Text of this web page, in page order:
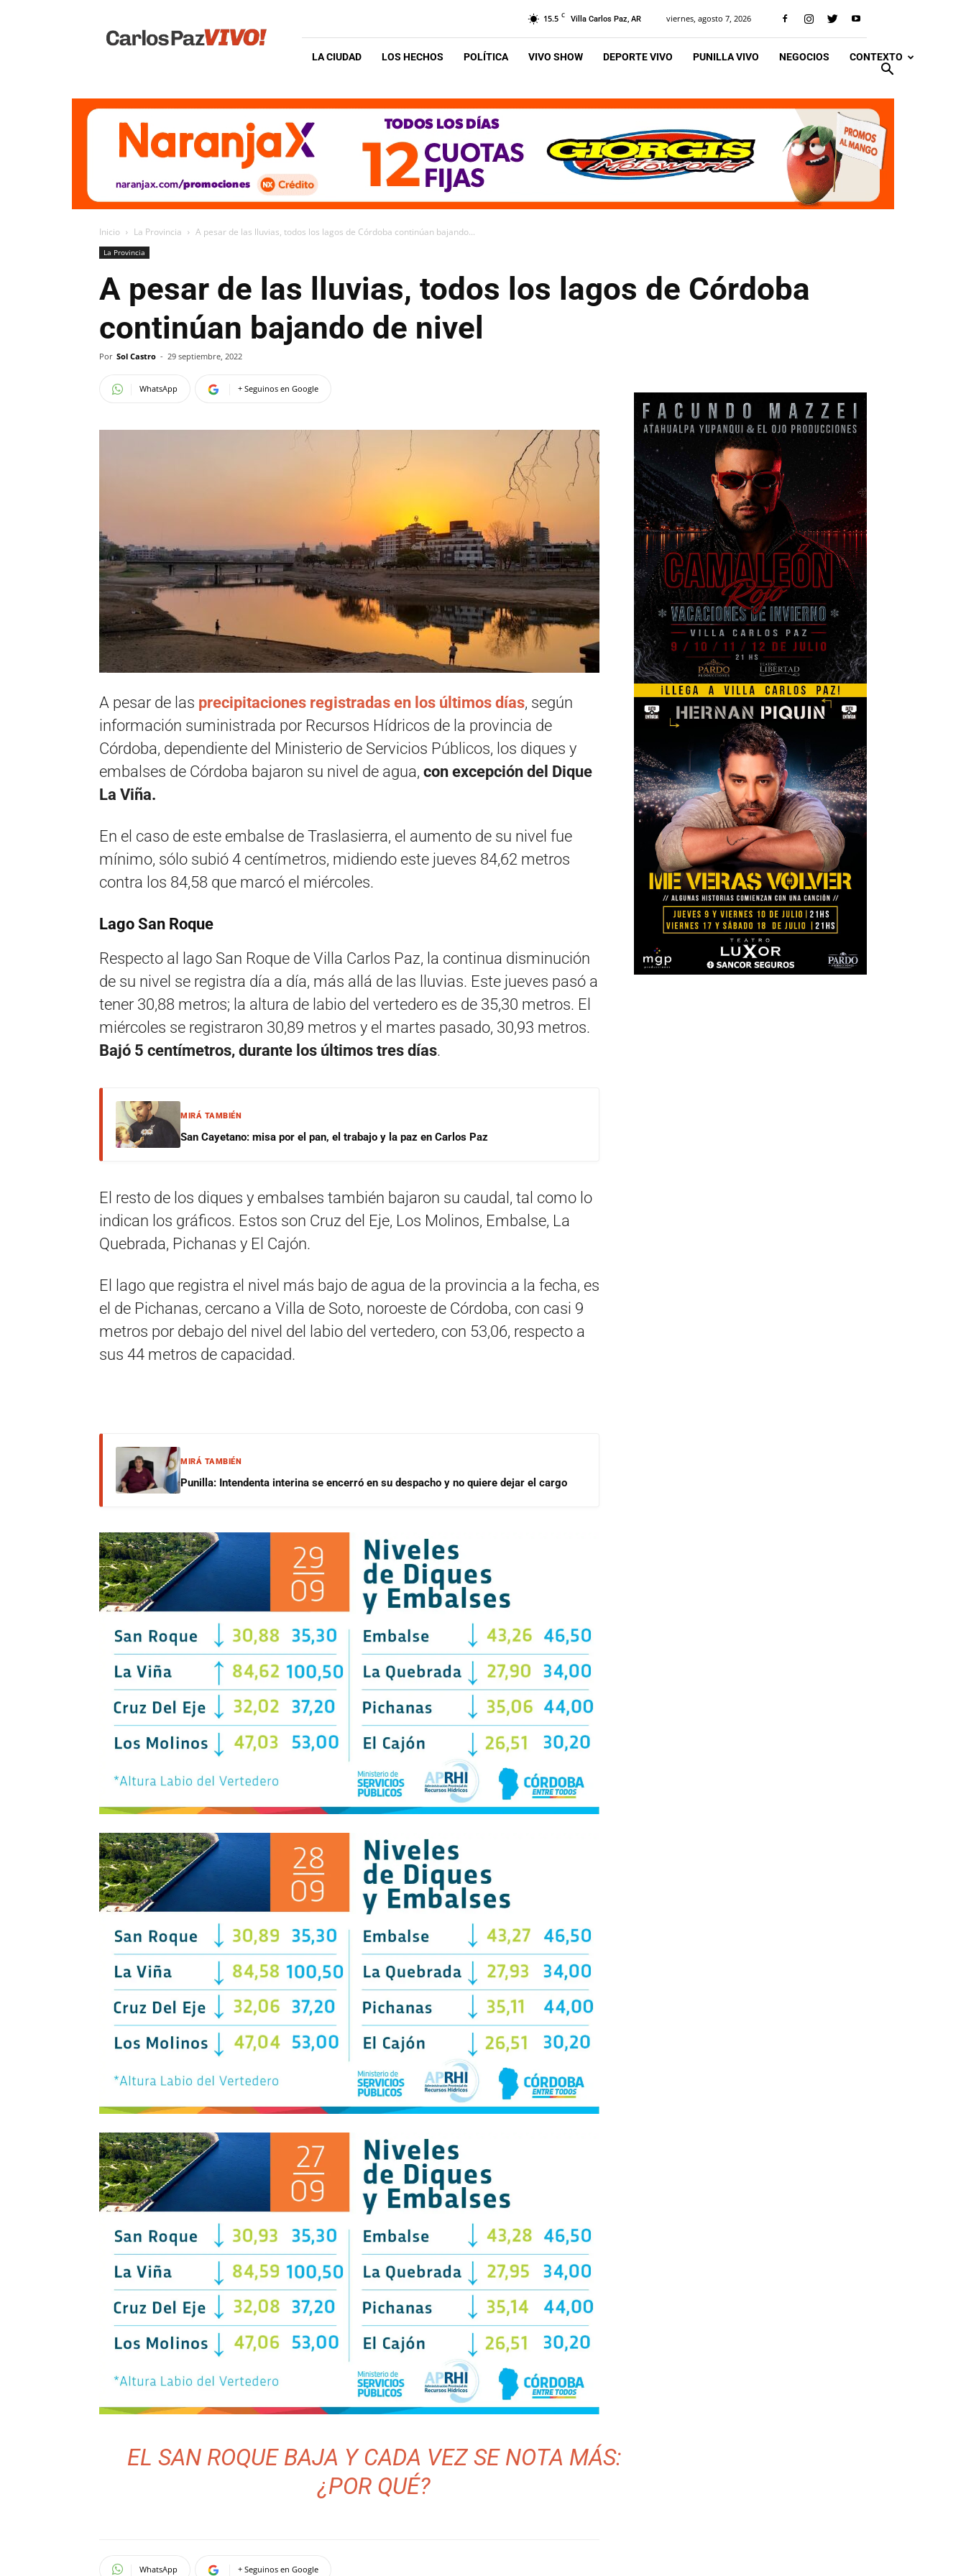
Vivo
15.5 C Villa Carlos Paz, AR viernes, agosto 7, 2026
LA CIUDAD LOS HECHOS POLÍTICA VIVO SHOW DEPORTE VIVO PUNILLA VIVO NEGOCIOS CONTEXTO
Inicio La Provincia A pesar de las lluvias, todos los lagos de Córdoba continúan bajando...
La Provincia
A pesar de las lluvias, todos los lagos de Córdoba
continúan bajando de nivel
Por Sol Castro - 29 septiembre, 2022
WhatsApp + Seguinos en Google
A pesar de las precipitaciones registradas en los últimos días, según
información suministrada por Recursos Hídricos de la provincia de
Córdoba, dependiente del Ministerio de Servicios Públicos, los diques y
embalses de Córdoba bajaron su nivel de agua, con excepción del Dique
La Viña.
En el caso de este embalse de Traslasierra, el aumento de su nivel fue
mínimo, sólo subió 4 centímetros, midiendo este jueves 84,62 metros
contra los 84,58 que marcó el miércoles.
Lago San Roque
Respecto al lago San Roque de Villa Carlos Paz, la continua disminución
de su nivel se registra día a día, más allá de las lluvias. Este jueves pasó a
tener 30,88 metros; la altura de labio del vertedero es de 35,30 metros. El
miércoles se registraron 30,89 metros y el martes pasado, 30,93 metros.
Bajó 5 centímetros, durante los últimos tres días.
MIRÁ TAMBIÉN
San Cayetano: misa por el pan, el trabajo y la paz en Carlos Paz
El resto de los diques y embalses también bajaron su caudal, tal como lo
indican los gráficos. Estos son Cruz del Eje, Los Molinos, Embalse, La
Quebrada, Pichanas y El Cajón.
El lago que registra el nivel más bajo de agua de la provincia a la fecha, es
el de Pichanas, cercano a Villa de Soto, noroeste de Córdoba, con casi 9
metros por debajo del nivel del labio del vertedero, con 53,06, respecto a
sus 44 metros de capacidad.
MIRÁ TAMBIÉN
Punilla: Intendenta interina se encerró en su despacho y no quiere dejar el cargo
EL SAN ROQUE BAJA Y CADA VEZ SE NOTA MÁS:
¿POR QUÉ?
WhatsApp + Seguinos en Google